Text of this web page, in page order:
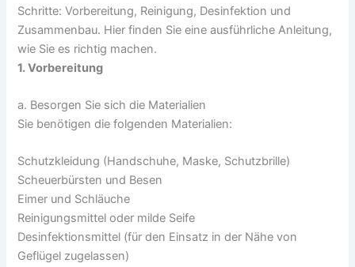
Schritte: Vorbereitung, Reinigung, Desinfektion und
Zusammenbau. Hier finden Sie eine ausführliche Anleitung,
wie Sie es richtig machen.
1. Vorbereitung
a. Besorgen Sie sich die Materialien
Sie benötigen die folgenden Materialien:
Schutzkleidung (Handschuhe, Maske, Schutzbrille)
Scheuerbürsten und Besen
Eimer und Schläuche
Reinigungsmittel oder milde Seife
Desinfektionsmittel (für den Einsatz in der Nähe von
Geflügel zugelassen)